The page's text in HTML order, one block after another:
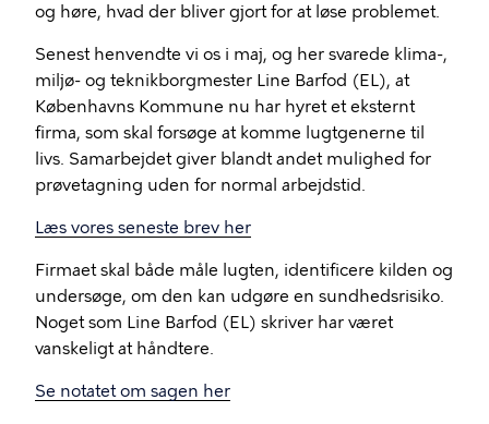
og høre, hvad der bliver gjort for at løse problemet.
Senest henvendte vi os i maj, og her svarede klima-,
miljø- og teknikborgmester Line Barfod (EL), at
Københavns Kommune nu har hyret et eksternt
firma, som skal forsøge at komme lugtgenerne til
livs. Samarbejdet giver blandt andet mulighed for
prøvetagning uden for normal arbejdstid.
Læs vores seneste brev her
Firmaet skal både måle lugten, identificere kilden og
undersøge, om den kan udgøre en sundhedsrisiko.
Noget som Line Barfod (EL) skriver har været
vanskeligt at håndtere.
Se notatet om sagen her